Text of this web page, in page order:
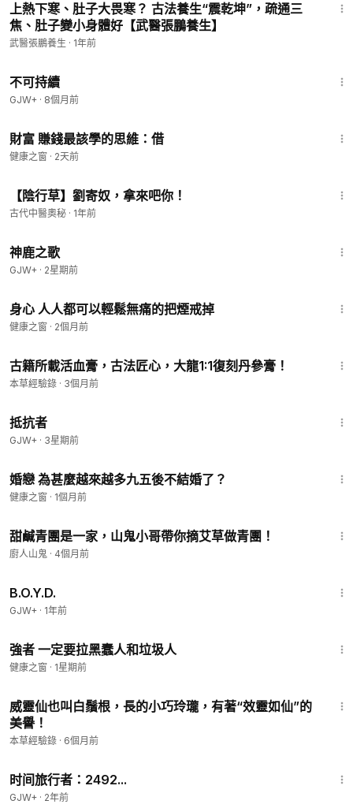
上熱下寒、肚子大畏寒？ 古法養生“震乾坤”，疏通三
焦、肚子變小身體好【武醫張鵬養生】
武醫張鵬養生 · 1年前
不可持續
GJW+ · 8個月前
財富 賺錢最該學的思維：借
健康之窗 · 2天前
【陰行草】劉寄奴，拿來吧你！
古代中醫奧秘 · 1年前
神鹿之歌
GJW+ · 2星期前
身心 人人都可以輕鬆無痛的把煙戒掉
健康之窗 · 2個月前
古籍所載活血膏，古法匠心，大龍1:1復刻丹參膏！
本草經驗錄 · 3個月前
抵抗者
GJW+ · 3星期前
婚戀 為甚麼越來越多九五後不結婚了？
健康之窗 · 1個月前
甜鹹青團是一家，山鬼小哥帶你摘艾草做青團！
廚人山鬼 · 4個月前
B.O.Y.D.
GJW+ · 1年前
強者 一定要拉黑蠢人和垃圾人
健康之窗 · 1星期前
威靈仙也叫白鬚根，長的小巧玲瓏，有著“效靈如仙”的
美譽！
本草經驗錄 · 6個月前
时间旅行者：2492...
GJW+ · 2年前